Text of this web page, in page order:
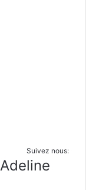
Suivez nous: